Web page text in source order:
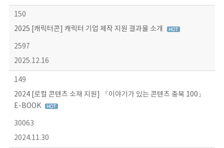
150
2025 [캐릭터콘] 캐릭터 기업 제작 지원 결과물 소개
2597
2025.12.16
149
2024 [로컬 콘텐츠 소재 지원] 『이야기가 있는 콘텐츠 충북 100』
E-BOOK
30063
2024.11.30